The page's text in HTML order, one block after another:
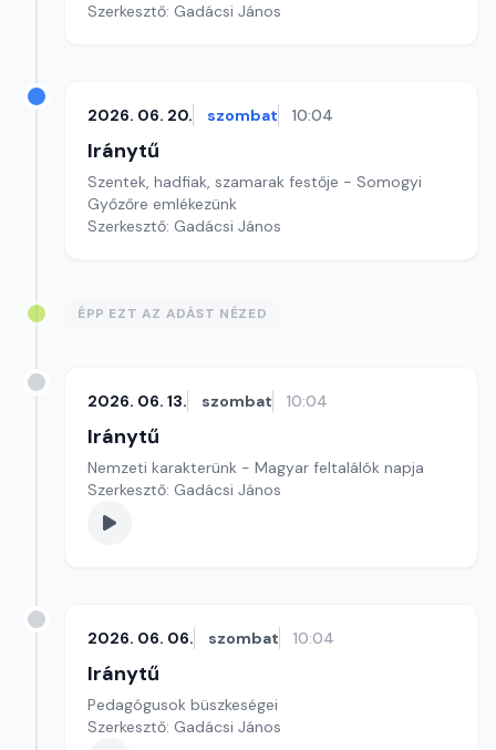
Szerkesztő: Gadácsi János
2026. 06. 20. szombat 10:04
Iránytű
Szentek, hadfiak, szamarak festője - Somogyi
Győzőre emlékezünk
Szerkesztő: Gadácsi János
ÉPP EZT AZ ADÁST NÉZED
2026. 06. 13. szombat 10:04
Iránytű
Nemzeti karakterünk - Magyar feltalálók napja
Szerkesztő: Gadácsi János
2026. 06. 06. szombat 10:04
Iránytű
Pedagógusok büszkeségei
Szerkesztő: Gadácsi János